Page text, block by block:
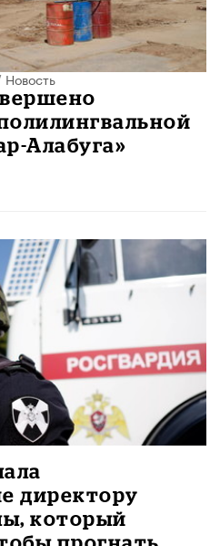
Новость
Алабуга»
директору
который